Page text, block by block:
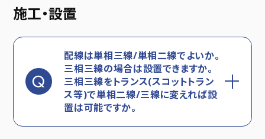
施工・設置
配線は単相三線/単相二線でよいか。
三相三線の場合は設置できますか。
三相三線をトランス(スコットトラン
ス等)で単相二線/三線に変えれば設
置は可能ですか。